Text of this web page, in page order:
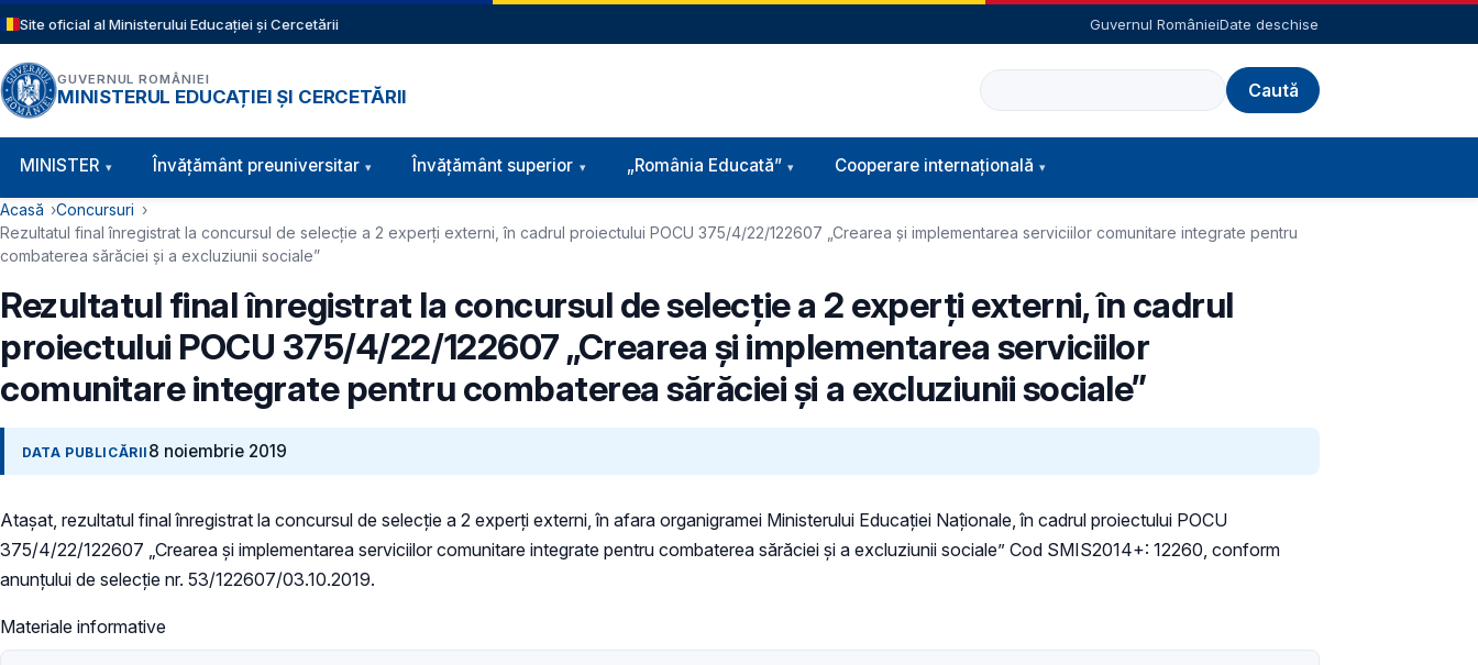
Sari la conținutul principal
Site oficial al Ministerului Educației și Cercetării Guvernul RomânieiDate deschise
GUVERNUL ROMÂNIEI
MINISTERUL EDUCAȚIEI ȘI CERCETĂRII
Caută
Navigație principală
MINISTER Învăţământ preuniversitar Învățământ superior „România Educată” Cooperare internațională
Cale de navigare
Acasă
Concursuri
Rezultatul final înregistrat la concursul de selecție a 2 experți externi, în cadrul proiectului POCU 375/4/22/122607 „Crearea și implementarea serviciilor comunitare integrate pentru
combaterea sărăciei și a excluziunii sociale”
Rezultatul final înregistrat la concursul de selecție a 2 experți externi, în cadrul
proiectului POCU 375/4/22/122607 „Crearea și implementarea serviciilor
comunitare integrate pentru combaterea sărăciei și a excluziunii sociale”
DATA PUBLICĂRII 8 noiembrie 2019
Atașat, rezultatul final înregistrat la concursul de selecție a 2 experți externi, în afara organigramei Ministerului Educației Naționale, în cadrul proiectului POCU
375/4/22/122607 „Crearea și implementarea serviciilor comunitare integrate pentru combaterea sărăciei și a excluziunii sociale” Cod SMIS2014+: 12260, conform
anunțului de selecție nr. 53/122607/03.10.2019.
Materiale informative